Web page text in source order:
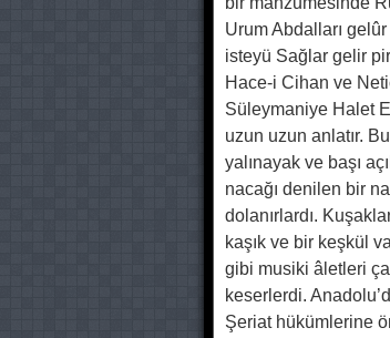
Urum Abdalları
isteyü Sağlar gelir
Hace-i Cihan ve
Süleymaniye Halet
uzun uzun anlatır.
yalınayak ve başı
nacağı denilen bir
dolanırlardı.
kaşık ve bir keşkül
gibi musiki âletleri
keserlerdi.
Şeriat hükümlerine